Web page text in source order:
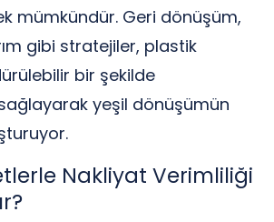
mümkündür. Geri dönüşüm,
gibi stratejiler, plastik
bir şekilde
sağlayarak yeşil dönüşümün
Nakliyat Verimliliği